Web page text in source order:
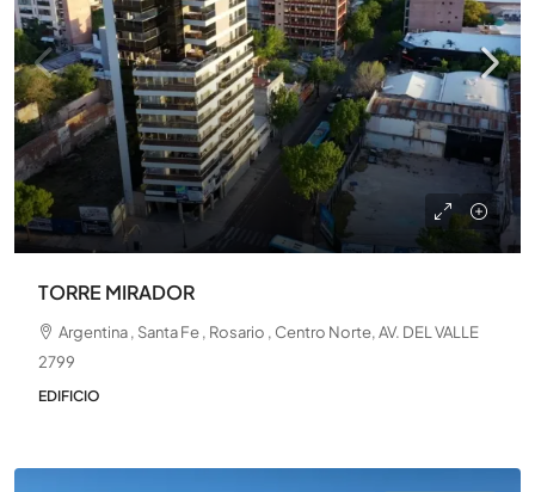
TORRE MIRADOR
Argentina , Santa Fe , Rosario , Centro Norte, AV. DEL VALLE
2799
EDIFICIO